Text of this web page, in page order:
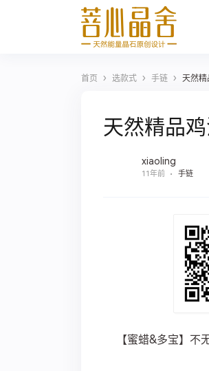
首页 › 选款式 › 手链 › 天然精
天然精品
xiaoling
11年前 手链
【蜜蜡&多宝】不